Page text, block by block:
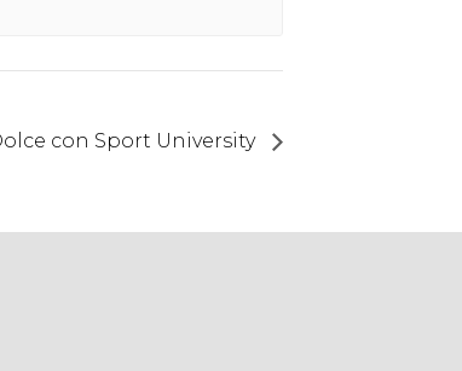
con Sport University